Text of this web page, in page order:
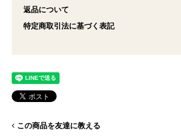
返品について
特定商取引法に基づく表記
この商品を友達に教える